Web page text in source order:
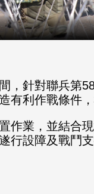
針對聯兵第
利作戰條件
業，並結合
設障及戰鬥